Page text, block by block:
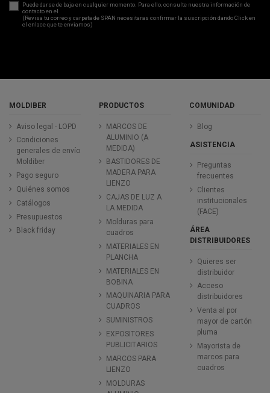
Puede darse de baja en cualquier momento. Para ello, consulte nuestra información de
contacto en el
(Revisa tu correo y carpeta de SPAN necesitaras confirmar la suscripción dando Click en
el enlace que te enviamos)
MOLDIBER
Aviso legal - LOPD
Condiciones
generales de envío
Moldiber
Pago seguro
Quiénes somos
Catálogos
Presupuestos
Black friday
PRODUCTOS
MARCOS DE
ALUMINIO (A
MEDIDA)
BASTIDORES DE
MADERA PARA
LIENZO
CAJAS DE LUZ A
LA MEDIDA
Molduras para
cuadros
MATERIALES EN
PLANCHA
MATERIALES EN
BOBINA
MAQUINARIA PARA
CUADROS
SUMINISTROS
EXPOSITORES
PUBLICITARIOS
MARCOS PARA
LIENZO
MOLDURAS
COMUNIDAD
Blog
ASISTENCIA
Preguntas
frecuentes
Clientes
institucionales
(FACE)
ÁREA
DISTRIBUIDORES
Quieres ser
distribuidor
Acceso
distribuidores
Venta al por
mayor de cartón
pluma
Mayorista de
marcos para
cuadros